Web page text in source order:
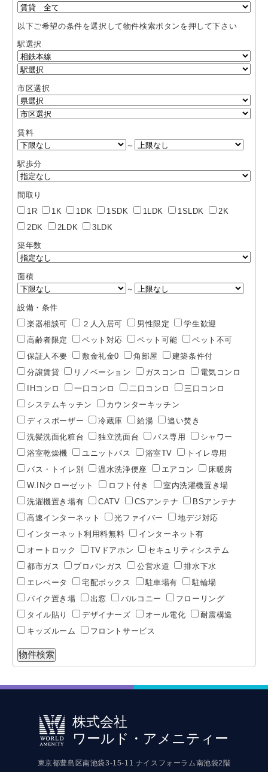
以下ご希望の条件を選択して物件検索ボタンを押して下さい
駅選択
市区選択
賃料
～
駅歩分
間取り
1R
1K 1DK 1SDK 1LDK 1SLDK
2K
2DK
2LDK
3LDK
築年数
面積
～
設備・条件
楽器相談可
２人入居可 男性限定
学生歓迎
高齢者限定
ペット対応 ペット可能
ペット不可
保証人不要
敷金礼金0 角部屋
建築条件付
分譲賃貸
リノベーション ガスコンロ
電気コンロ
IHコンロ
一口コンロ 二口コンロ
三口コンロ
システムキッチン
カウンターキッチン
ディスポーザー
冷蔵庫 給湯
追い焚き
洗髪洗面化粧台
独立洗面台 バス専用
シャワー
浴室乾燥機
ユニットバス 浴室TV
トイレ専用
バス・トイレ別
温水洗浄便座 エアコン
床暖房
W.INクローゼット
ロフト付き
室内洗濯機置き場
洗濯機置き場有
CATV CSアンテナ
BSアンテナ
高速インターネット
光ファイバー
地デジ対応
インターネット利用料無料
インターネット有
オートロック
TVドアホン
セキュリティシステム
都市ガス
プロパンガス 公営水道
排水下水
エレベータ
宅配ボックス 駐車場有
駐輪場
バイク置き場
出窓 バルコニー
フローリング
タイル貼り
デザイナーズ オール電化
耐震構造
キッズルーム
フロントサービス
株式会社
ワールド・アメニティー
東京都豊島区南池袋3-15-11 ナイスフォーラム南池袋2階